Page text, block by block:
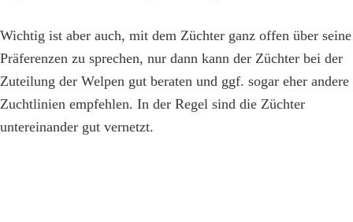
Wichtig ist aber auch, mit dem Züchter ganz offen über seine
Präferenzen zu sprechen, nur dann kann der Züchter bei der
Zuteilung der Welpen gut beraten und ggf. sogar eher andere
Zuchtlinien empfehlen. In der Regel sind die Züchter
untereinander gut vernetzt.